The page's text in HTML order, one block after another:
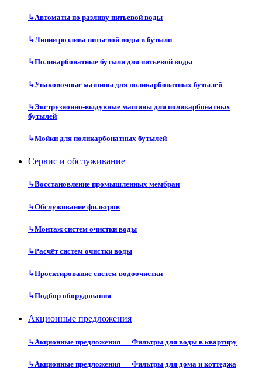
↳Автоматы по разливу питьевой воды
↳Линии розлива питьевой воды в бутыли
↳Поликарбонатные бутыли для питьевой воды
↳Упаковочные машины для поликарбонатных бутылей
↳Экструзионно-выдувные машины для поликарбонатных
бутылей
↳Мойки для поликарбонатных бутылей
Сервис и обслуживание
↳Восстановление промышленных мембран
↳Обслуживание фильтров
↳Монтаж систем очистки воды
↳Расчёт систем очистки воды
↳Проектирование систем водоочистки
↳Подбор оборудования
Акционные предложения
↳Акционные предложения — Фильтры для воды в квартиру
↳Акционные предложения — Фильтры для дома и коттеджа